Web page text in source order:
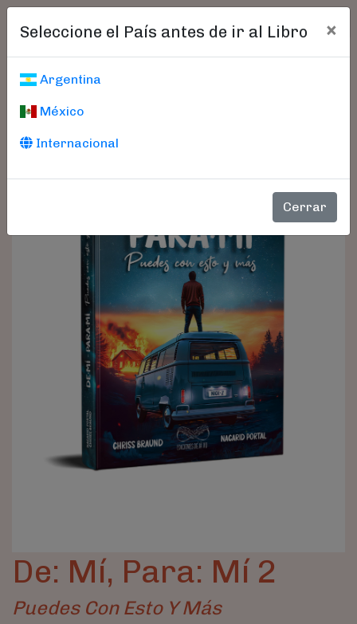
Seleccione el País antes de ir al Libro ×
Argentina
México
Internacional
Cerrar
De: Mí, Para: Mí 2
Puedes Con Esto Y Más